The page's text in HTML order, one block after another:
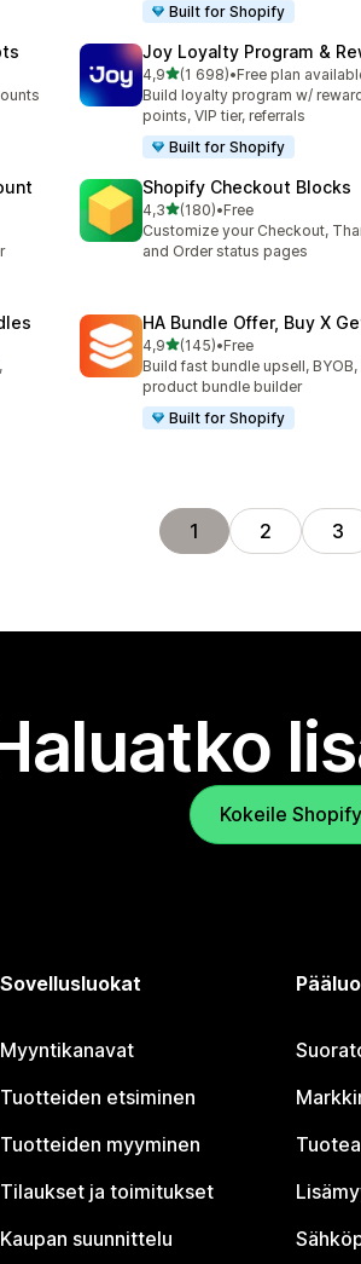
Built for Shopify
Joy Loyalty Program &
4,9/ 5 tähteä
(1 698)
1698 arvostelua yhteensä
•Free plan
Build loyalty program w/
points, VIP tier, referrals
Built for Shopify
Shopify Checkout Blocks
4,3/ 5 tähteä
(180)
180 arvostelua yhteensä
•Free
Customize your Checkout,
and Order status pages
HA Bundle Offer, Buy X
4,9/ 5 tähteä
(145)
145 arvostelua yhteensä
•Free
Build fast bundle upsell, BYOB,
product bundle builder
Built for Shopify
1 2 3
Kokeile
Sovellusluokat
Myyntikanavat
Tuotteiden etsiminen
Tuotteiden myyminen
Tilaukset ja toimitukset
Kaupan suunnittelu